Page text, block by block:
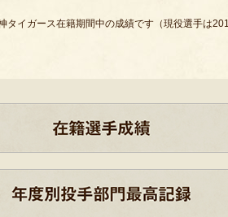
タイガース在籍期間中の成績です（現役選手は